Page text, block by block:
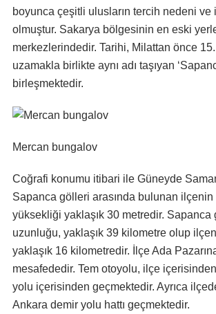
boyunca çeşitli ulusların tercih nedeni ve
olmuştur. Sakarya bölgesinin en eski
merkezlerindedir. Tarihi, Milattan önce
uzamakla birlikte aynı adı taşıyan
birleşmektedir.
Mercan bungalov
Coğrafi konumu itibari ile Güneyde
Sapanca gölleri arasında bulunan
yüksekliği yaklaşık 30 metredir. Sapanca
uzunluğu, yaklaşık 39 kilometre olup
yaklaşık 16 kilometredir. İlçe Ada
mesafededir. Tem otoyolu, ilçe
yolu içerisinden geçmektedir. Ayrıca
Ankara demir yolu hattı geçmektedir.